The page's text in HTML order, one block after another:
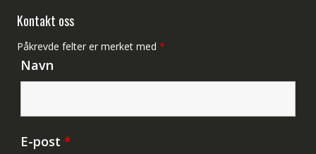
Kontakt oss
Påkrevde felter er merket med *
Navn
E-post *